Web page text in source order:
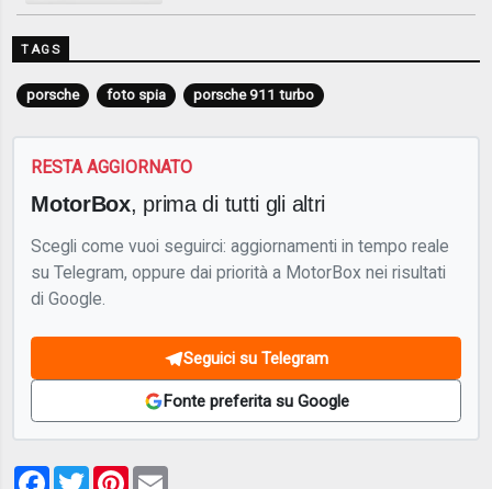
TAGS
porsche foto spia porsche 911 turbo
RESTA AGGIORNATO
MotorBox, prima di tutti gli altri
Scegli come vuoi seguirci: aggiornamenti in tempo reale
su Telegram, oppure dai priorità a MotorBox nei risultati
di Google.
Seguici su Telegram
Fonte preferita su Google
Facebook
TwitterPinterest